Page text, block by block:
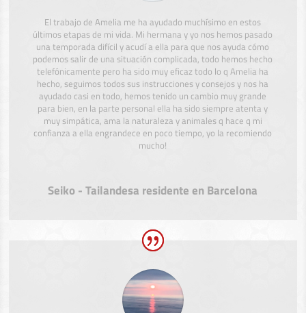
El trabajo de Amelia me ha ayudado muchísimo en estos
últimos etapas de mi vida. Mi hermana y yo nos hemos pasado
una temporada difícil y acudí a ella para que nos ayuda cómo
podemos salir de una situación complicada, todo hemos hecho
telefónicamente pero ha sido muy eficaz todo lo q Amelia ha
hecho, seguimos todos sus instrucciones y consejos y nos ha
ayudado casi en todo, hemos tenido un cambio muy grande
para bien, en la parte personal ella ha sido siempre atenta y
muy simpática, ama la naturaleza y animales q hace q mi
confianza a ella engrandece en poco tiempo, yo la recomiendo
mucho!
Seiko - Tailandesa residente en Barcelona